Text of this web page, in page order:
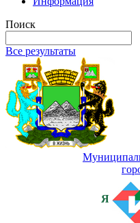
Поиск
Все результаты
Я